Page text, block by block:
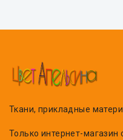
Ткани, прикладные
Только интернет-